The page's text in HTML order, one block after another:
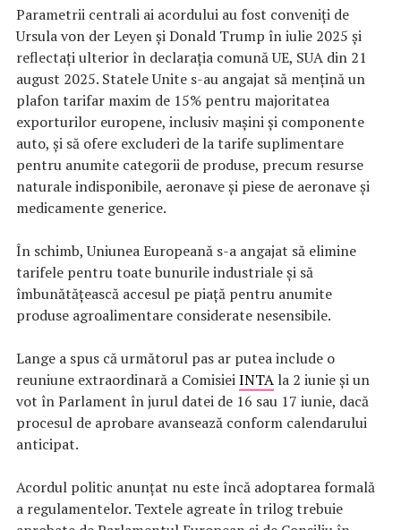
Parametrii centrali ai acordului au fost conveniți de
Ursula von der Leyen și Donald Trump în iulie 2025 și
reflectați ulterior în declarația comună UE, SUA din 21
august 2025. Statele Unite s-au angajat să mențină un
plafon tarifar maxim de 15% pentru majoritatea
exporturilor europene, inclusiv mașini și componente
auto, și să ofere excluderi de la tarife suplimentare
pentru anumite categorii de produse, precum resurse
naturale indisponibile, aeronave și piese de aeronave și
medicamente generice.
În schimb, Uniunea Europeană s-a angajat să elimine
tarifele pentru toate bunurile industriale și să
îmbunătățească accesul pe piață pentru anumite
produse agroalimentare considerate nesensibile.
Lange a spus că următorul pas ar putea include o
reuniune extraordinară a ComisieiINTA la 2 iunie și un
vot în Parlament în jurul datei de 16 sau 17 iunie, dacă
procesul de aprobare avansează conform calendarului
anticipat.
Acordul politic anunțat nu este încă adoptarea formală
a regulamentelor. Textele agreate în trilog trebuie